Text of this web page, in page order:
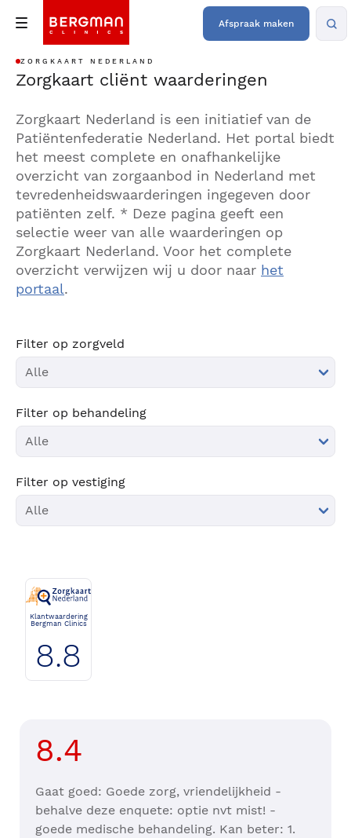
Afspraak maken
ZORGKAART NEDERLAND
Zorgkaart cliënt waarderingen
Zorgkaart Nederland is een initiatief van de
Patiëntenfederatie Nederland. Het portal biedt
het meest complete en onafhankelijke
overzicht van zorgaanbod in Nederland met
tevredenheidswaarderingen ingegeven door
patiënten zelf. * Deze pagina geeft een
selectie weer van alle waarderingen op
Zorgkaart Nederland. Voor het complete
overzicht verwijzen wij u door naar het
portaal.
Filter op zorgveld
Filter op behandeling
Filter op vestiging
Klantwaardering
Bergman Clinics
8.8
8.4
Gaat goed: Goede zorg, vriendelijkheid -
behalve deze enquete: optie nvt mist! -
goede medische behandeling. Kan beter: 1.